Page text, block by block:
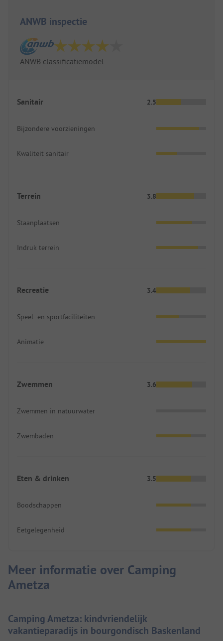
ANWB inspectie
ANWB classificatiemodel
Sanitair 2.5
Bijzondere voorzieningen
Kwaliteit sanitair
Terrein 3.8
Staanplaatsen
Indruk terrein
Recreatie 3.4
Speel- en sportfaciliteiten
Animatie
Zwemmen 3.6
Zwemmen in natuurwater
Zwembaden
Eten & drinken 3.5
Boodschappen
Eetgelegenheid
Meer informatie over Camping
Ametza
Camping Ametza: kindvriendelijk
vakantieparadijs in bourgondisch Baskenland